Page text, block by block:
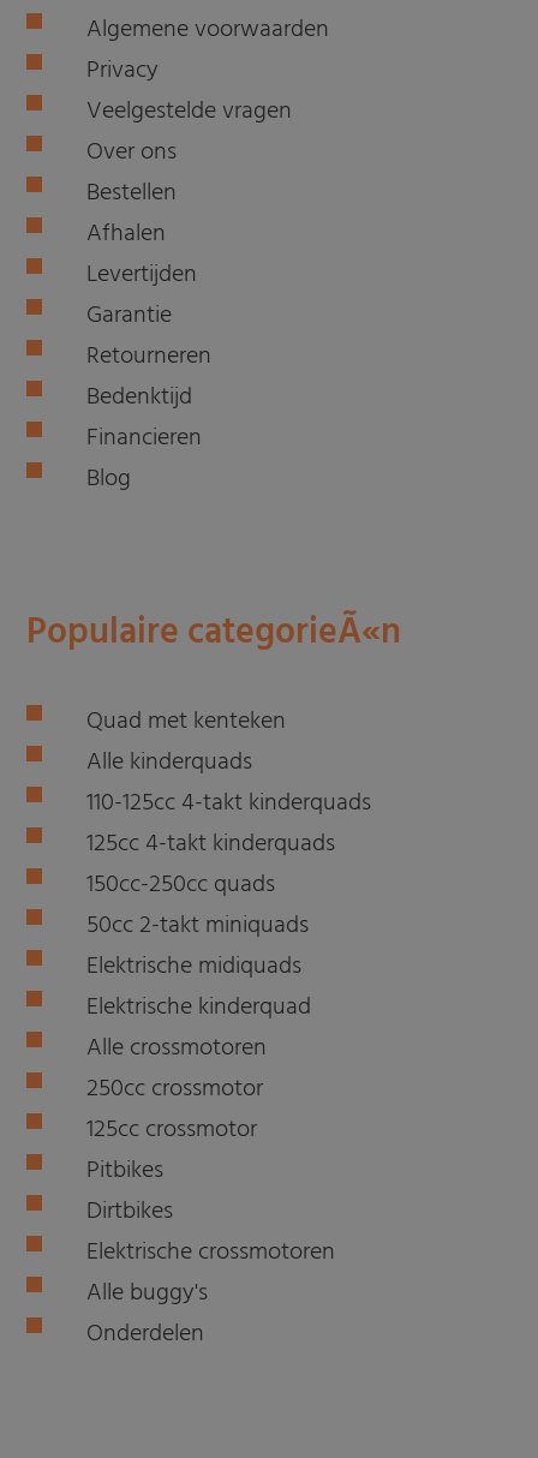
Algemene voorwaarden
Privacy
Veelgestelde vragen
Over ons
Bestellen
Afhalen
Levertijden
Garantie
Retourneren
Bedenktijd
Financieren
Blog
Populaire categorieÃ«n
Quad met kenteken
Alle kinderquads
110-125cc 4-takt kinderquads
125cc 4-takt kinderquads
150cc-250cc quads
50cc 2-takt miniquads
Elektrische midiquads
Elektrische kinderquad
Alle crossmotoren
250cc crossmotor
125cc crossmotor
Pitbikes
Dirtbikes
Elektrische crossmotoren
Alle buggy's
Onderdelen